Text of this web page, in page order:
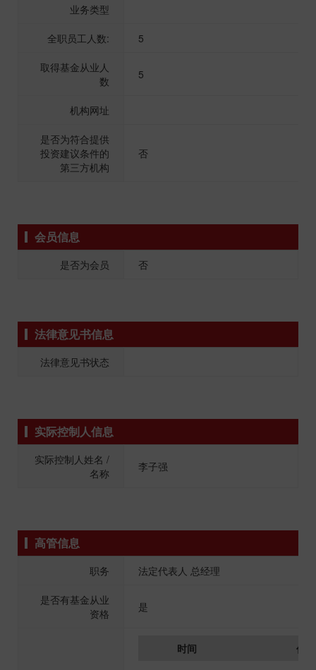
业务类型
全职员工人数: 5
取得基金从业人
数
5
机构网址
是否为符合提供
投资建议条件的
第三方机构
否
会员信息
是否为会员 否
法律意见书信息
法律意见书状态
实际控制人信息
实际控制人姓名 /
名称
李子强
高管信息
职务 法定代表人 总经理
是否有基金从业
资格
是
时间
任